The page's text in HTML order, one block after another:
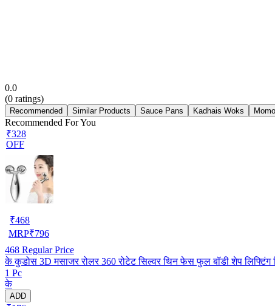
0.0
(0 ratings)
Recommended Similar Products Sauce Pans Kadhais Woks
Recommended For You
₹328
OFF
₹468
MRP₹796
468 Regular Price
के कुडोस 3D मसाजर रोलर 360 रोटेट सिल्वर थिन फेस फुल बॉडी शेप
1 Pc
के
ADD